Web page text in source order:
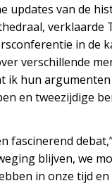
updates van de
verklaarde
in de
verschillende
ik hun
en tweezijdige
fascinerend
blijven, we
in onze tijd